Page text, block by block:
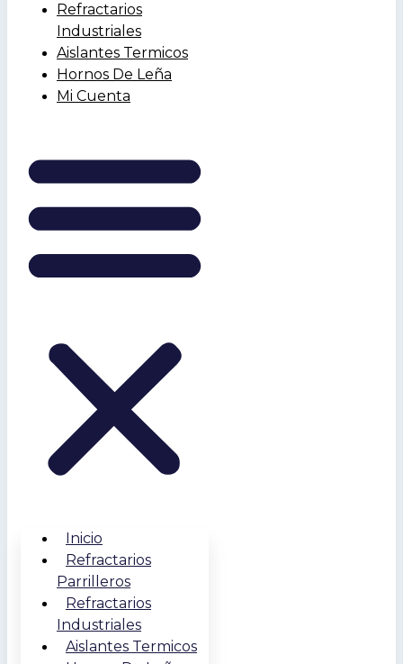
Refractarios
Industriales
Aislantes Termicos
Hornos De Leña
Mi Cuenta
Inicio
Refractarios
Parrilleros
Refractarios
Industriales
Aislantes Termicos